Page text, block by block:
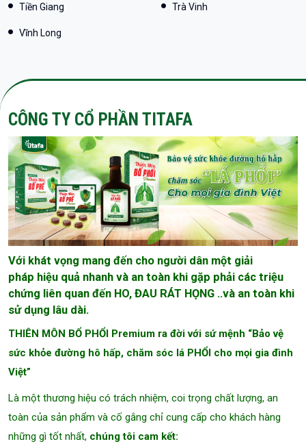
Tiền Giang Trà Vinh
Vĩnh Long
CÔNG TY CỔ PHẦN TITAFA
Với khát vọng mang đến cho người dân một giải
pháp hiệu quả nhanh và an toàn khi gặp phải các triệu
chứng liên quan đến HO, ĐAU RÁT HỌNG ..và an toàn khi
sử dụng lâu dài.
THIÊN MÔN BỔ PHỔI Premium ra đời với sứ mệnh “Bảo vệ
sức khỏe đường hô hấp, chăm sóc lá PHỔI cho mọi gia đình
Việt”
Là một thương hiệu có trách nhiệm, coi trọng chất lượng, an
toàn của sản phẩm và cố gắng chỉ cung cấp cho khách hàng
những gì tốt nhất, chúng tôi cam kết: